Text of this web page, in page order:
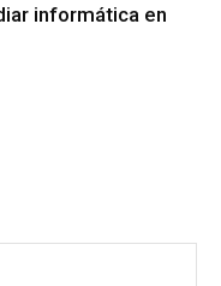
informática en